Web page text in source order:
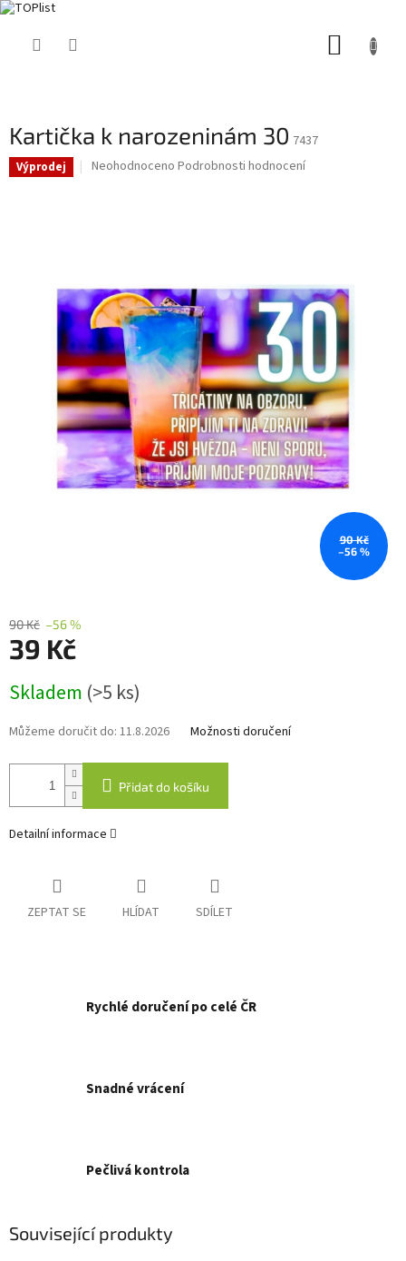
Kartička k narozeninám 30 7437
Výprodej
Průměrné
hvězdiček.
Neohodnoceno Podrobnosti hodnocení
90 Kč
–56 %
90 Kč –56 %
39 Kč
cena:
Skladem (>5 ks)
Můžeme doručit do: 11.8.2026 Možnosti doručení
Přidat do košíku
Detailní informace
ZEPTAT SE HLÍDAT SDÍLET
Rychlé doručení po celé ČR
Snadné vrácení
Pečlivá kontrola
Související produkty